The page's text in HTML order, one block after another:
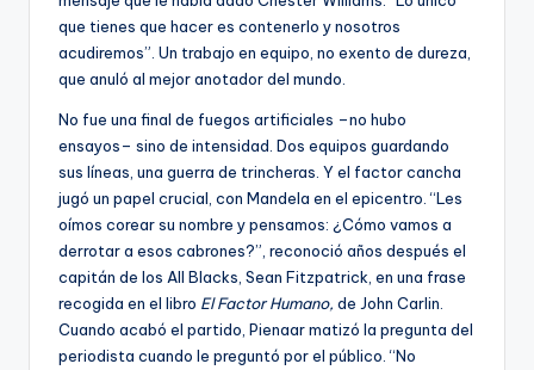
que tienes que hacer es contenerlo y nosotros
acudiremos”. Un trabajo en equipo, no exento de dureza,
que anuló al mejor anotador del mundo.
No fue una final de fuegos artificiales –no hubo
ensayos– sino de intensidad. Dos equipos guardando
sus líneas, una guerra de trincheras. Y el factor cancha
jugó un papel crucial, con Mandela en el epicentro. “Les
oímos corear su nombre y pensamos: ¿Cómo vamos a
derrotar a esos cabrones?”, reconoció años después el
capitán de los All Blacks, Sean Fitzpatrick, en una frase
recogida en el libro El Factor Humano, de John Carlin.
Cuando acabó el partido, Pienaar matizó la pregunta del
periodista cuando le preguntó por el público. “No